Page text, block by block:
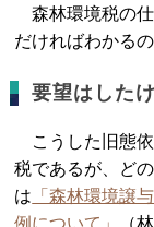
森林環境税の仕
だければわかる
要望はした
こうした旧態依
税であるが、ど
は 「森林環境譲
例について」
（